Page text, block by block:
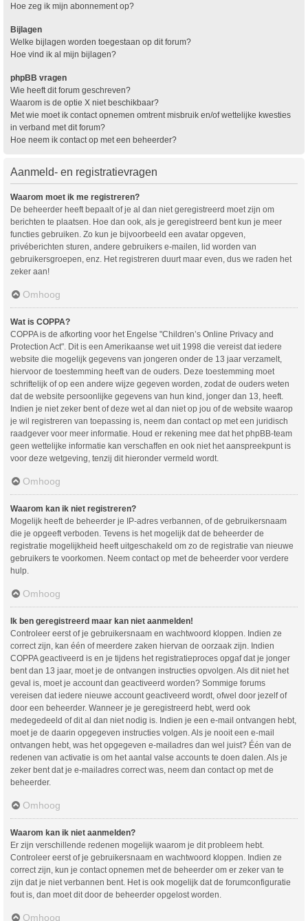
Hoe zeg ik mijn abonnement op?
Bijlagen
Welke bijlagen worden toegestaan op dit forum?
Hoe vind ik al mijn bijlagen?
phpBB vragen
Wie heeft dit forum geschreven?
Waarom is de optie X niet beschikbaar?
Met wie moet ik contact opnemen omtrent misbruik en/of wettelijke kwesties
in verband met dit forum?
Hoe neem ik contact op met een beheerder?
Aanmeld- en registratievragen
Waarom moet ik me registreren?
De beheerder heeft bepaalt of je al dan niet geregistreerd moet zijn om
berichten te plaatsen. Hoe dan ook, als je geregistreerd bent kun je meer
functies gebruiken. Zo kun je bijvoorbeeld een avatar opgeven,
privéberichten sturen, andere gebruikers e-mailen, lid worden van
gebruikersgroepen, enz. Het registreren duurt maar even, dus we raden het
zeker aan!
Omhoog
Wat is COPPA?
COPPA is de afkorting voor het Engelse "Children’s Online Privacy and
Protection Act". Dit is een Amerikaanse wet uit 1998 die vereist dat iedere
website die mogelijk gegevens van jongeren onder de 13 jaar verzamelt,
hiervoor de toestemming heeft van de ouders. Deze toestemming moet
schriftelijk of op een andere wijze gegeven worden, zodat de ouders weten
dat de website persoonlijke gegevens van hun kind, jonger dan 13, heeft.
Indien je niet zeker bent of deze wet al dan niet op jou of de website waarop
je wil registreren van toepassing is, neem dan contact op met een juridisch
raadgever voor meer informatie. Houd er rekening mee dat het phpBB-team
geen wettelijke informatie kan verschaffen en ook niet het aanspreekpunt is
voor deze wetgeving, tenzij dit hieronder vermeld wordt.
Omhoog
Waarom kan ik niet registreren?
Mogelijk heeft de beheerder je IP-adres verbannen, of de gebruikersnaam
die je opgeeft verboden. Tevens is het mogelijk dat de beheerder de
registratie mogelijkheid heeft uitgeschakeld om zo de registratie van nieuwe
gebruikers te voorkomen. Neem contact op met de beheerder voor verdere
hulp.
Omhoog
Ik ben geregistreerd maar kan niet aanmelden!
Controleer eerst of je gebruikersnaam en wachtwoord kloppen. Indien ze
correct zijn, kan één of meerdere zaken hiervan de oorzaak zijn. Indien
COPPA geactiveerd is en je tijdens het registratieproces opgaf dat je jonger
bent dan 13 jaar, moet je de ontvangen instructies opvolgen. Als dit niet het
geval is, moet je account dan geactiveerd worden? Sommige forums
vereisen dat iedere nieuwe account geactiveerd wordt, ofwel door jezelf of
door een beheerder. Wanneer je je geregistreerd hebt, werd ook
medegedeeld of dit al dan niet nodig is. Indien je een e-mail ontvangen hebt,
moet je de daarin opgegeven instructies volgen. Als je nooit een e-mail
ontvangen hebt, was het opgegeven e-mailadres dan wel juist? Één van de
redenen van activatie is om het aantal valse accounts te doen dalen. Als je
zeker bent dat je e-mailadres correct was, neem dan contact op met de
beheerder.
Omhoog
Waarom kan ik niet aanmelden?
Er zijn verschillende redenen mogelijk waarom je dit probleem hebt.
Controleer eerst of je gebruikersnaam en wachtwoord kloppen. Indien ze
correct zijn, kun je contact opnemen met de beheerder om er zeker van te
zijn dat je niet verbannen bent. Het is ook mogelijk dat de forumconfiguratie
fout is, dan moet dit door de beheerder opgelost worden.
Omhoog